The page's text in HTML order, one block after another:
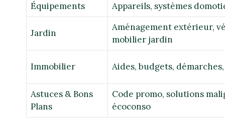
Équipements
Appareils, systèmes
Jardin
Aménagement extérieur,
mobilier jardin
Immobilier Aides, budgets,
Astuces & Bons
Plans
Code promo, solutions
écoconso